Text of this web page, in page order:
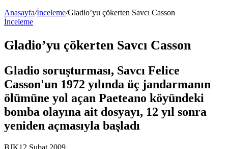
Anasayfa/İnceleme/Gladio’yu çökerten Savcı Casson
İnceleme
Gladio’yu çökerten Savcı Casson
Gladio soruşturması, Savcı Felice
Casson'un 1972 yılında üç jandarmanın
ölümüne yol açan Paeteano köyündeki
bomba olayına ait dosyayı, 12 yıl sonra
yeniden açmasıyla başladı
BJK12 Şubat 2009